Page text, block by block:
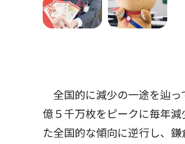
全国的に減少の一途を辿っ
億５千万枚をピークに毎年
た全国的な傾向に逆行し、